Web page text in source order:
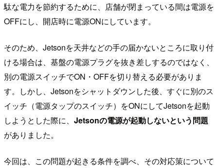
駄な電力を節約するために、店舗が閉まっている間は電源を
OFFにし、開店時に電源ONにしています。
そのため、Jetsonを天井などの手の届かないところに取り付
ける場合は、基盤の電源プラグを抜き差しするのではなく、
別の電源スイッチでON・OFFを切り替える必要がありま
す。しかし、Jetsonをシャットダウンした後、すぐに別のス
イッチ（電源タップのスイッチ）をONにしてJetsonを起動
しようとした際に、 Jetsonの電源が起動しないという問題
がありました。
今回は、この問題が起きる条件を調べ、その対応策について